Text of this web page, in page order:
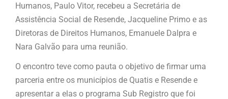
Humanos, Paulo Vitor, recebeu a Secretária de
Assistência Social de Resende, Jacqueline Primo e as
Diretoras de Direitos Humanos, Emanuele Dalpra e
Nara Galvão para uma reunião.
O encontro teve como pauta o objetivo de firmar uma
parceria entre os municípios de Quatis e Resende e
apresentar a elas o programa Sub Registro que foi